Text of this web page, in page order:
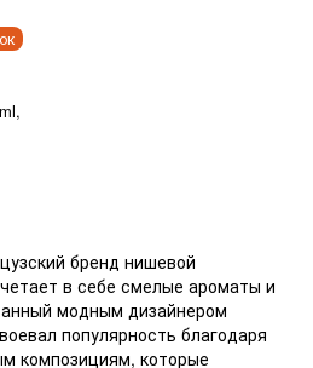
бренд нишевой
в себе смелые ароматы и
модным дизайнером
популярность благодаря
композициям, которые